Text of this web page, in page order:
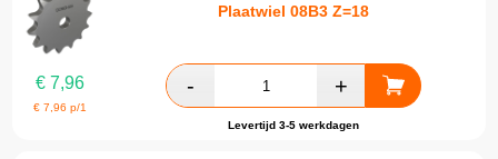
Plaatwiel 08B3 Z=18
€ 7,96
€7,96 p/1
Levertijd 3-5 werkdagen